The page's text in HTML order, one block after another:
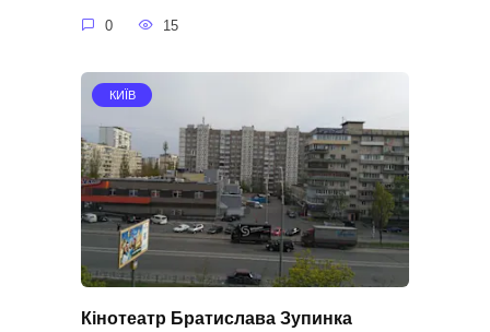
0 15
КИЇВ
Кінотеатр Братислава Зупинка